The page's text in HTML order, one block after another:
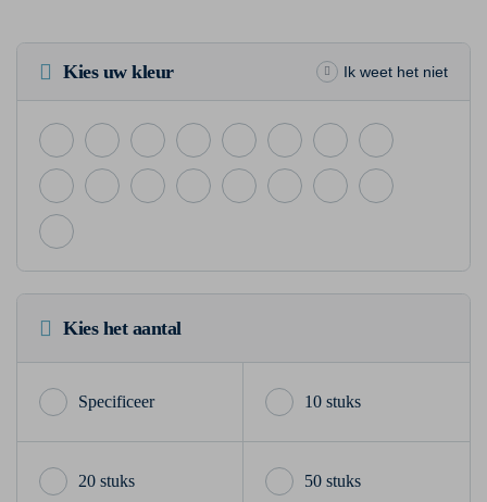
Kies uw kleur Ik weet het niet
Kies het aantal
10 stuks
20 stuks 50 stuks